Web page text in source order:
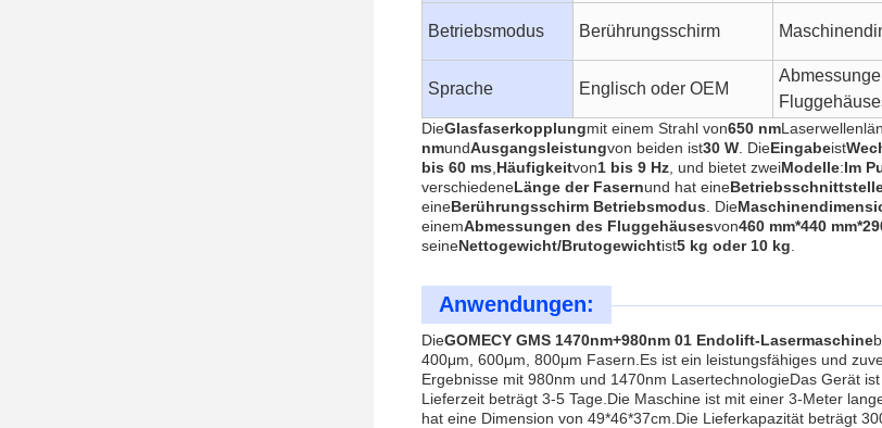
Betriebsmodus Berührungsschirm
Sprache Englisch oder OEM
DieGlasfaserkopplungmit einem Strahl von650 nm
nmundAusgangsleistungvon beiden ist30 W . DieEingabeist
bis 60 ms Häufigkeitvon1 bis 9 Hz , und bietet zweiModelle:Im
verschiedeneLänge der Fasernund hat eine
eineBerührungsschirm Betriebsmodus . Die
einemAbmessungen des Fluggehäusesvon460 mm*440
seineNettogewicht/Brutogewichtist5 kg oder 10 kg
Anwendungen:
DieGOMECY GMS 1470nm+980nm 01 Endolift-Lasermaschine
400μm, 600μm, 800μm Fasern.Es ist ein leistungsfähiges und
Ergebnisse mit 980nm und 1470nm LasertechnologieDas Gerät
Lieferzeit beträgt 3-5 Tage.Die Maschine ist mit einer 3-Meter
hat eine Dimension von 49*46*37cm.Die Lieferkapazität beträgt